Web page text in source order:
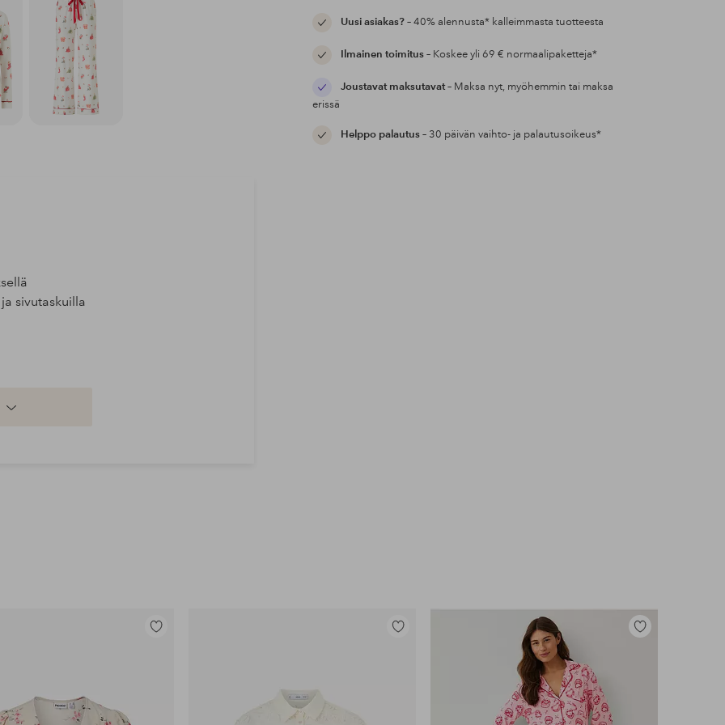
Uusi asiakas?– 40% alennusta* kalleimmasta tuotteesta
Ilmainen toimitus– Koskee yli 69 € normaalipaketteja*
Joustavat maksutavat– Maksa nyt, myöhemmin tai maksa
erissä
Helppo palautus– 30 päivän vaihto- ja palautusoikeus*
sivutaskuilla
Lisää
Lisää
Lisää